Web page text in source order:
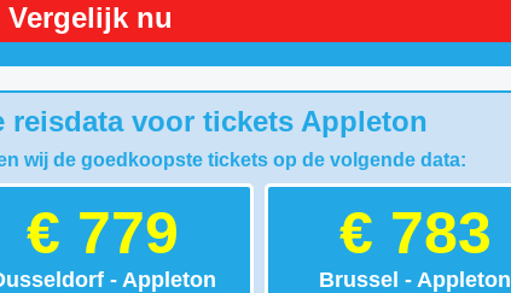
Vergelijk nu
reisdata voor tickets Appleton
wij de goedkoopste tickets op de volgende data:
€ 779
- Appleton
€ 783
Brussel - Appleton